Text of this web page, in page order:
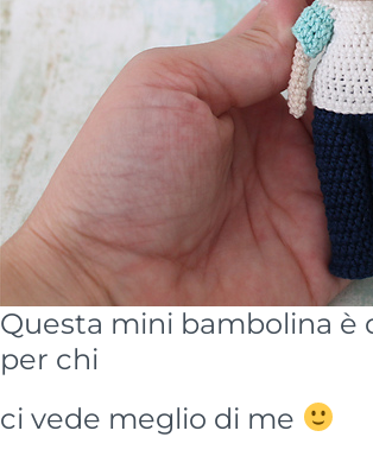
Questa mini bambolina è
per chi
ci vede meglio di me